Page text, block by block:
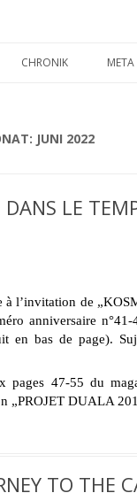
CHRONIK META
JUNI 2022
LE
à l’invitation de
anniversaire n°41-
en bas de page).
pages 47-55 du
„PROJET DUALA
TO THE